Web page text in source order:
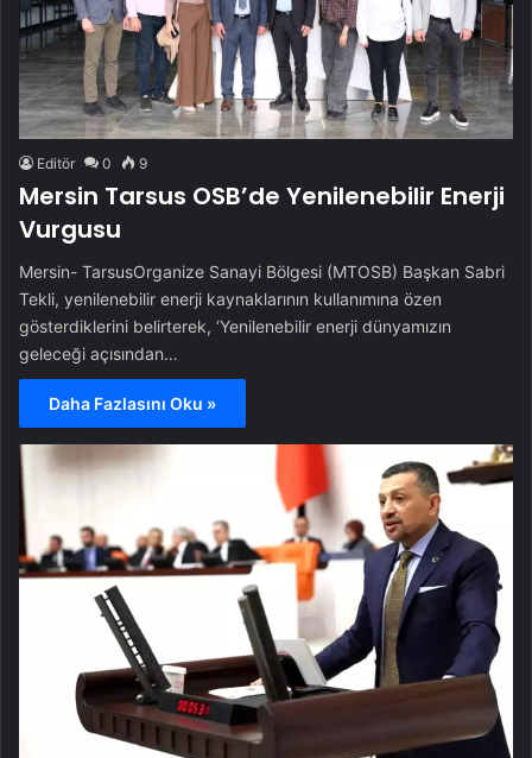
Editör 0 9
Mersin Tarsus OSB’de Yenilenebilir Enerji
Vurgusu
Mersin- TarsusOrganize Sanayi Bölgesi (MTOSB) Başkan Sabri
Tekli, yenilenebilir enerji kaynaklarının kullanımına özen
gösterdiklerini belirterek, ‘Yenilenebilir enerji dünyamızın
geleceği açısından…
Daha Fazlasını Oku »